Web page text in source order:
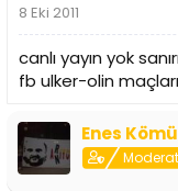
8 Eki 2011
canlı yayın yok
fb ulker-olin
Enes